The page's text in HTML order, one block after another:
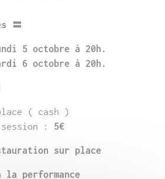
〓
5 octobre à 20h.
6 octobre à 20h.
( cash )
: 5€
sur place
la performance